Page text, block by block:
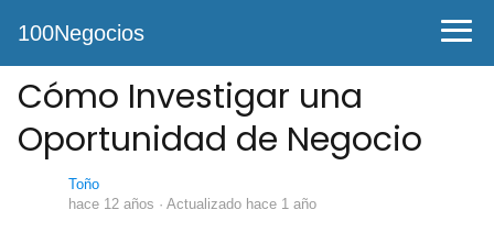
100Negocios
Cómo Investigar una
Oportunidad de Negocio
Toño
hace 12 años · Actualizado hace 1 año